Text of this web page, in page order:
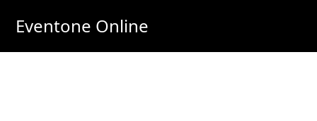
main
primary
Eventone Online